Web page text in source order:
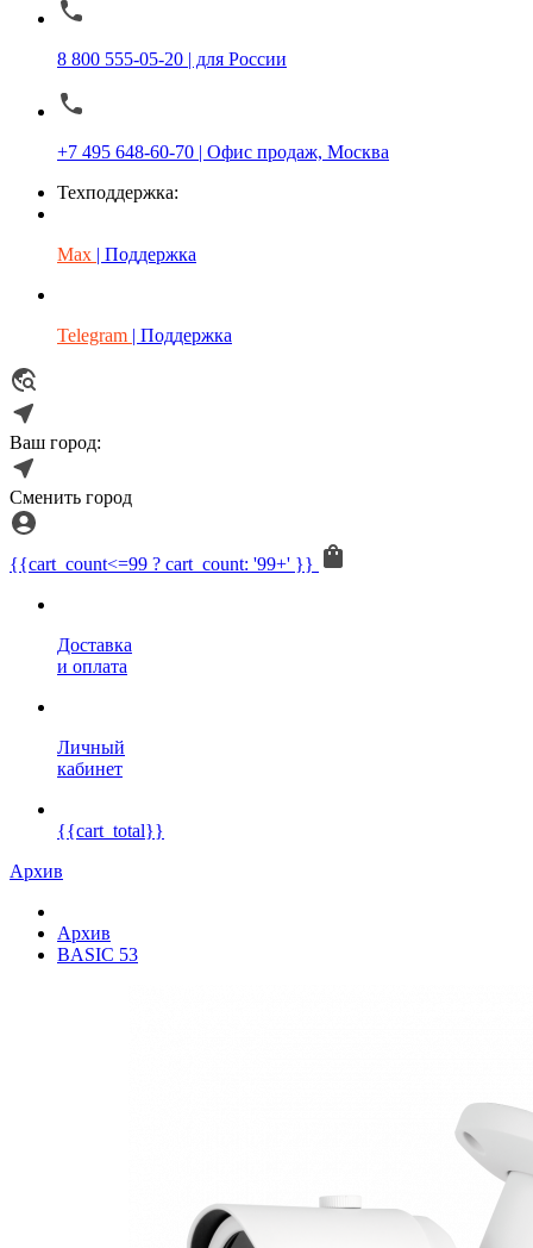
8 800 555-05-20 | для России
+7 495 648-60-70 | Офис продаж, Москва
Техподдержка:
Max | Поддержка
Telegram | Поддержка
Ваш город:
Сменить город
{{cart_count<=99 ? cart_count: '99+' }}
Доставка
и оплата
Личный
кабинет
{{cart_total}}
Архив
Архив
BASIC 53